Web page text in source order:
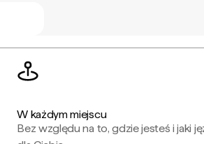
W każdym miejscu
Bez względu na to, gdzie jesteś i jaki